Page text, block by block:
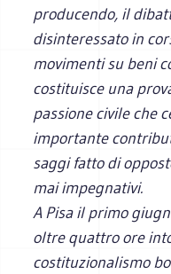
producendo, il
disinteressato in
movimenti su beni
costituisce una
passione civile che
importante
saggi fatto di
mai impegnativi.
A Pisa il primo
oltre quattro ore
costituzionalismo